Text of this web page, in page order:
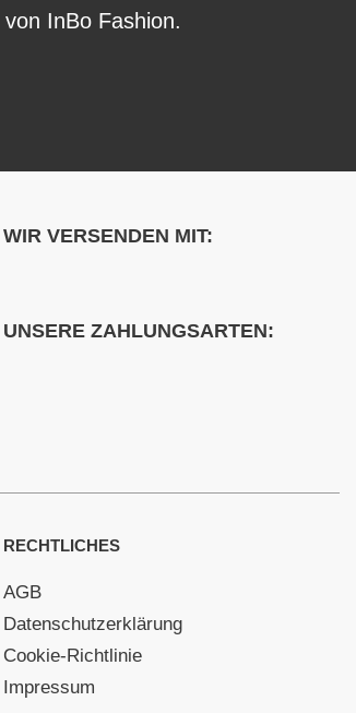
InBo Fashion.
WIR VERSENDEN MIT:
UNSERE ZAHLUNGSARTEN:
RECHTLICHES
AGB
Datenschutzerklärung
Cookie-Richtlinie
Impressum